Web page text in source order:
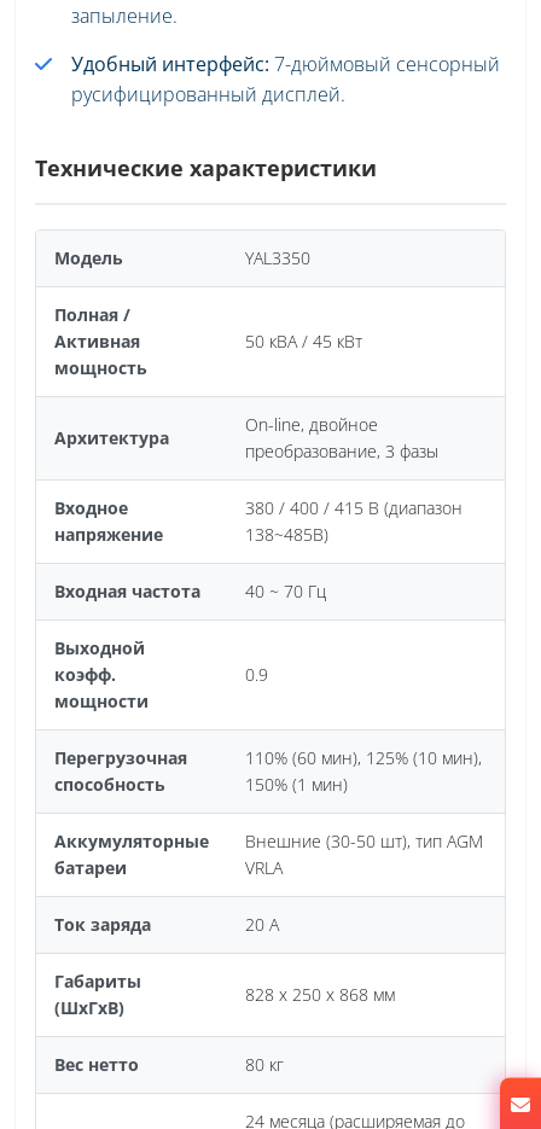
запыление.
Удобный интерфейс: 7-дюймовый сенсорный
русифицированный дисплей.
Технические характеристики
Модель YAL3350
Полная /
Активная
мощность
50 кВА / 45 кВт
Архитектура
On-line, двойное
преобразование, 3 фазы
Входное
напряжение
380 / 400 / 415 В (диапазон
138~485В)
Входная частота 40 ~ 70 Гц
Выходной
коэфф.
мощности
0.9
Перегрузочная
способность
110% (60 мин), 125% (10 мин),
150% (1 мин)
Аккумуляторные
батареи
Внешние (30-50 шт), тип AGM
VRLA
Ток заряда 20 А
Габариты
(ШхГхВ)
828 х 250 х 868 мм
Вес нетто 80 кг
24 месяца (расширяемая до